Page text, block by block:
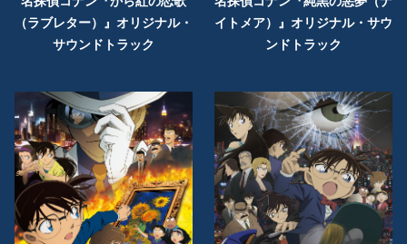
（ラブレター）』オリジナル・
サウンドトラック
イトメア）』オリジナル・サウ
ンドトラック